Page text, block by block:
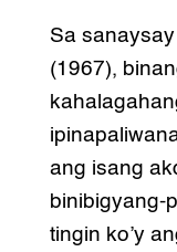
Sa
(1967),
ang isang
binibigyang-
tingin ko’y